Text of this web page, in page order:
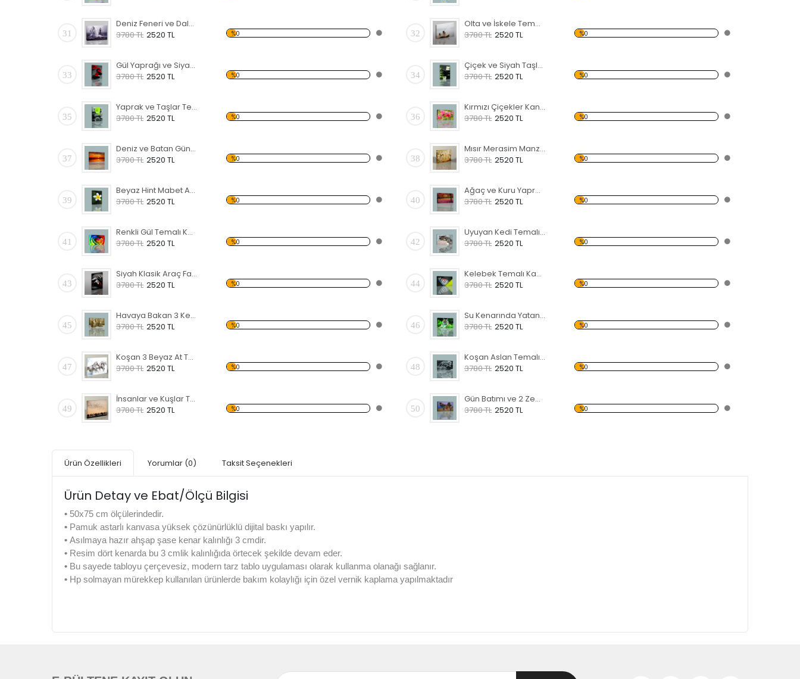
31
Deniz Feneri ve Dalga Temalı Kanvas Tablo
3780 TL 2520 TL %0 32
Olta ve İskele Temalı Kanvas Tablo
3780 TL 2520 TL %0
33
Gül Yaprağı ve Siyah Taş Kanvas Tablo
3780 TL 2520 TL %0 34
Çiçek ve Siyah Taşlar Temalı Kanvas Tablo
3780 TL 2520 TL %0
35
Yaprak ve Taşlar Temalı Kanvas Tablo
3780 TL 2520 TL %0 36
Kırmızı Çiçekler Kanvas Tablo
3780 TL 2520 TL %0
37
Deniz ve Batan Güneş Kanvas Tablo
3780 TL 2520 TL %0 38
Mısır Merasim Manzaralı Kanvas Tablo
3780 TL 2520 TL %0
39
Beyaz Hint Mabet Ağacı Kanvas Tablo
3780 TL 2520 TL %0 40
Ağaç ve Kuru Yapraklar Kanvas Tablo
3780 TL 2520 TL %0
41
Renkli Gül Temalı Kanvas Tablo
3780 TL 2520 TL %0 42
Uyuyan Kedi Temalı Kanvas Tablo
3780 TL 2520 TL %0
43
Siyah Klasik Araç Far Temalı Kanvas Tablo
3780 TL 2520 TL %0 44
Kelebek Temalı Kanvas Tablo
3780 TL 2520 TL %0
45
Havaya Bakan 3 Kedi Yavrusu Kanvas Tablo
3780 TL 2520 TL %0 46
Su Kenarında Yatan Kaplan Kanvas Tablo
3780 TL 2520 TL %0
47
Koşan 3 Beyaz At Temalı Kanvas Tablo
3780 TL 2520 TL %0 48
Koşan Aslan Temalı Kanvas Tablo
3780 TL 2520 TL %0
49
İnsanlar ve Kuşlar Temalı Kanvas Tablo
3780 TL 2520 TL %0 50
Gün Batımı ve 2 Zebra Temalı Kanvas Tablo
3780 TL 2520 TL %0
Ürün Özellikleri Yorumlar (0) Taksit Seçenekleri
Ürün Detay ve Ebat/Ölçü Bilgisi
• 50x75 cm ölçülerindedir.
• Pamuk astarlı kanvasa yüksek çözünürlüklü dijital baskı yapılır.
• Asılmaya hazır ahşap şase kenar kalınlığı 3 cmdir.
• Resim dört kenarda bu 3 cmlik kalınlığıda örtecek şekilde devam eder.
• Bu sayede tabloyu çerçevesiz, modern tarz tablo uygulaması olarak kullanma olanağı sağlanır.
• Hp solmayan mürekkep kullanılan ürünlerde bakım kolaylığı için özel vernik kaplama yapılmaktadır